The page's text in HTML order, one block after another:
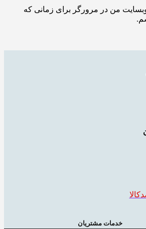
وبسایت من در مرورگر برای زمانی که
خدمات مشتریان